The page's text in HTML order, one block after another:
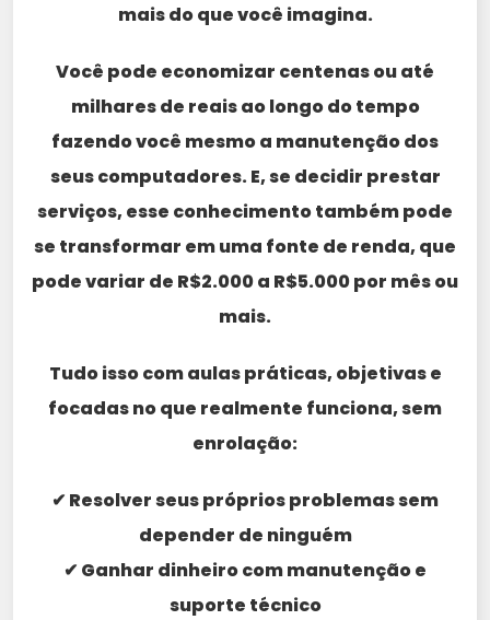
mais do que você imagina.
Você pode economizar centenas ou até
milhares de reais ao longo do tempo
fazendo você mesmo a manutenção dos
seus computadores. E, se decidir prestar
serviços, esse conhecimento também pode
se transformar em uma fonte de renda, que
pode variar de R$2.000 a R$5.000 por mês ou
mais.
Tudo isso com aulas práticas, objetivas e
focadas no que realmente funciona, sem
enrolação:
✔ Resolver seus próprios problemas sem
depender de ninguém
✔ Ganhar dinheiro com manutenção e
suporte técnico